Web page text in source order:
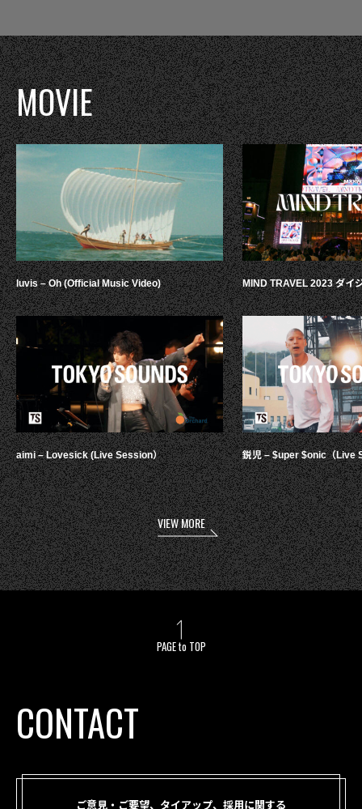
MOVIE
luvis – Oh (Official Music Video)
aimi – Lovesick (Live Session）
MIND TRAVEL 2023 ダイ
鋭児 – $uper $onic（Live
VIEW MORE
PAGE to TOP
CONTACT
ご意見・ご要望、タイアップ、採用に関する